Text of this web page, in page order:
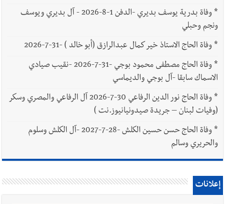
*
وفاة بدرية يوسف بديري -الدفن 1-8-2026 - آل بديري ويوسف
ونجم وحبلي
*وفاة الحاج الاستاذ خير كمال عبدالرازق (أبو خالد ) -31-7-2026
*
وفاة الحاج مصطفى محمود بوجي -31-7-2026 -نقيب صيادي
الاسماك سابقا -آل بوجي والديماسي
*
وفاة الحاج نور الدين الرفاعي 30-7-2026 آل الرفاعي والمصري وسكر
(وفيات لبنان – جريدة صيدونيانيوز.نت )
*
وفاة الحاج حسن حسين الكلش -28-7-2027 -آل الكلش وسلوم
والحريري وسالم
إعلانات